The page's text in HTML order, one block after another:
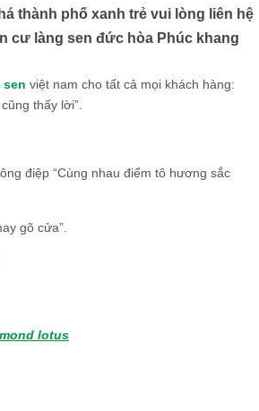
thành phố xanh trẻ vui lòng liên hệ
cư làng sen đức hòa Phúc khang
sen việt nam cho tất cả mọi khách hàng:
thấy lời”.
điệp “Cùng nhau điểm tô hương sắc
gõ cửa”.
lotus